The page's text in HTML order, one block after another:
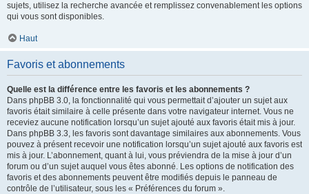
sujets, utilisez la recherche avancée et remplissez convenablement les options
qui vous sont disponibles.
Haut
Favoris et abonnements
Quelle est la différence entre les favoris et les abonnements ?
Dans phpBB 3.0, la fonctionnalité qui vous permettait d’ajouter un sujet aux
favoris était similaire à celle présente dans votre navigateur internet. Vous ne
receviez aucune notification lorsqu’un sujet ajouté aux favoris était mis à jour.
Dans phpBB 3.3, les favoris sont davantage similaires aux abonnements. Vous
pouvez à présent recevoir une notification lorsqu’un sujet ajouté aux favoris est
mis à jour. L’abonnement, quant à lui, vous préviendra de la mise à jour d’un
forum ou d’un sujet auquel vous êtes abonné. Les options de notification des
favoris et des abonnements peuvent être modifiés depuis le panneau de
contrôle de l’utilisateur, sous les « Préférences du forum ».